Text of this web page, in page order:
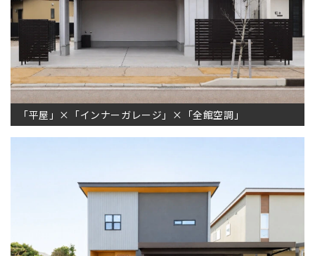
「平屋」×「インナーガレージ」×「全館空調」